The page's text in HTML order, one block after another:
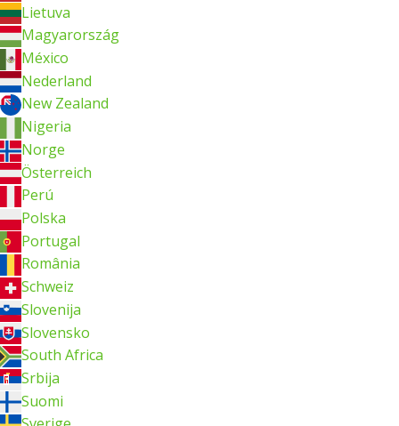
Lietuva
Magyarország
México
Nederland
New Zealand
Nigeria
Norge
Österreich
Perú
Polska
Portugal
România
Schweiz
Slovenija
Slovensko
South Africa
Srbija
Suomi